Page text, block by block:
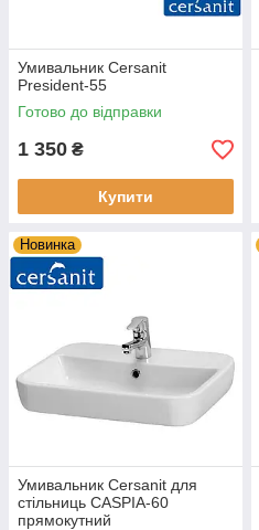
Умивальник Cersanit
President-55
Готово до відправки
1 350 ₴
Купити
Новинка
Умивальник Cersanit для
стільниць CASPIA-60
прямокутний